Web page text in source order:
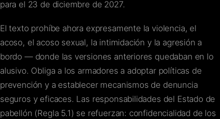
para el 23 de diciembre de 2027.
El texto prohíbe ahora expresamente la violencia, el
acoso, el acoso sexual, la intimidación y la agresión a
bordo — donde las versiones anteriores quedaban en lo
alusivo. Obliga a los armadores a adoptar políticas de
prevención y a establecer mecanismos de denuncia
seguros y eficaces. Las responsabilidades del Estado de
pabellón (Regla 5.1) se refuerzan: confidencialidad de los